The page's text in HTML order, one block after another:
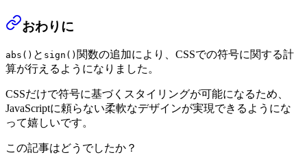
おわりに
abs() と sign() 関数の追加により、CSSでの符号に関する計
算が行えるようになりました。
CSSだけで符号に基づくスタイリングが可能になるため、
JavaScriptに頼らない柔軟なデザインが実現できるようにな
って嬉しいです。
この記事はどうでしたか？